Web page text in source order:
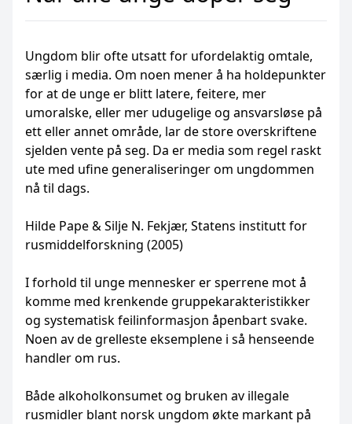
Ungdom blir ofte utsatt for ufordelaktig omtale,
særlig i media. Om noen mener å ha holdepunkter
for at de unge er blitt latere, feitere, mer
umoralske, eller mer udugelige og ansvarsløse på
ett eller annet område, lar de store overskriftene
sjelden vente på seg. Da er media som regel raskt
ute med ufine generaliseringer om ungdommen
nå til dags.
Hilde Pape & Silje N. Fekjær, Statens institutt for
rusmiddelforskning (2005)
I forhold til unge mennesker er sperrene mot å
komme med krenkende gruppekarakteristikker
og systematisk feilinformasjon åpenbart svake.
Noen av de grelleste eksemplene i så henseende
handler om rus.
Både alkoholkonsumet og bruken av illegale
rusmidler blant norsk ungdom økte markant på